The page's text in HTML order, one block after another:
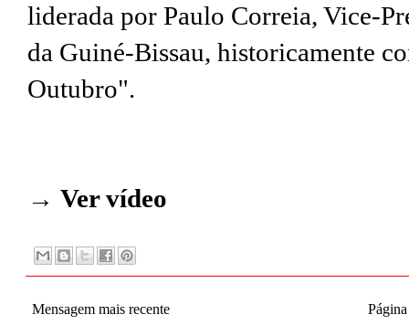
liderada por Paulo Correia, Vice-
da Guiné-Bissau, historicamente
Outubro".
→ Ver vídeo
Mensagem mais recente